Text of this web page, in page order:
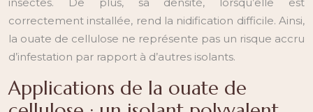
correctement installée, rend la nidification difficile. Ainsi,
la ouate de cellulose ne représente pas un risque accru
d’infestation par rapport à d’autres isolants.
Applications de la ouate de